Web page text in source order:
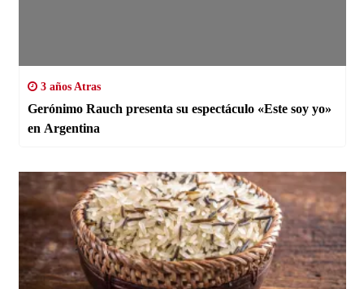
3 años Atras
Gerónimo Rauch presenta su espectáculo «Este soy yo»
en Argentina